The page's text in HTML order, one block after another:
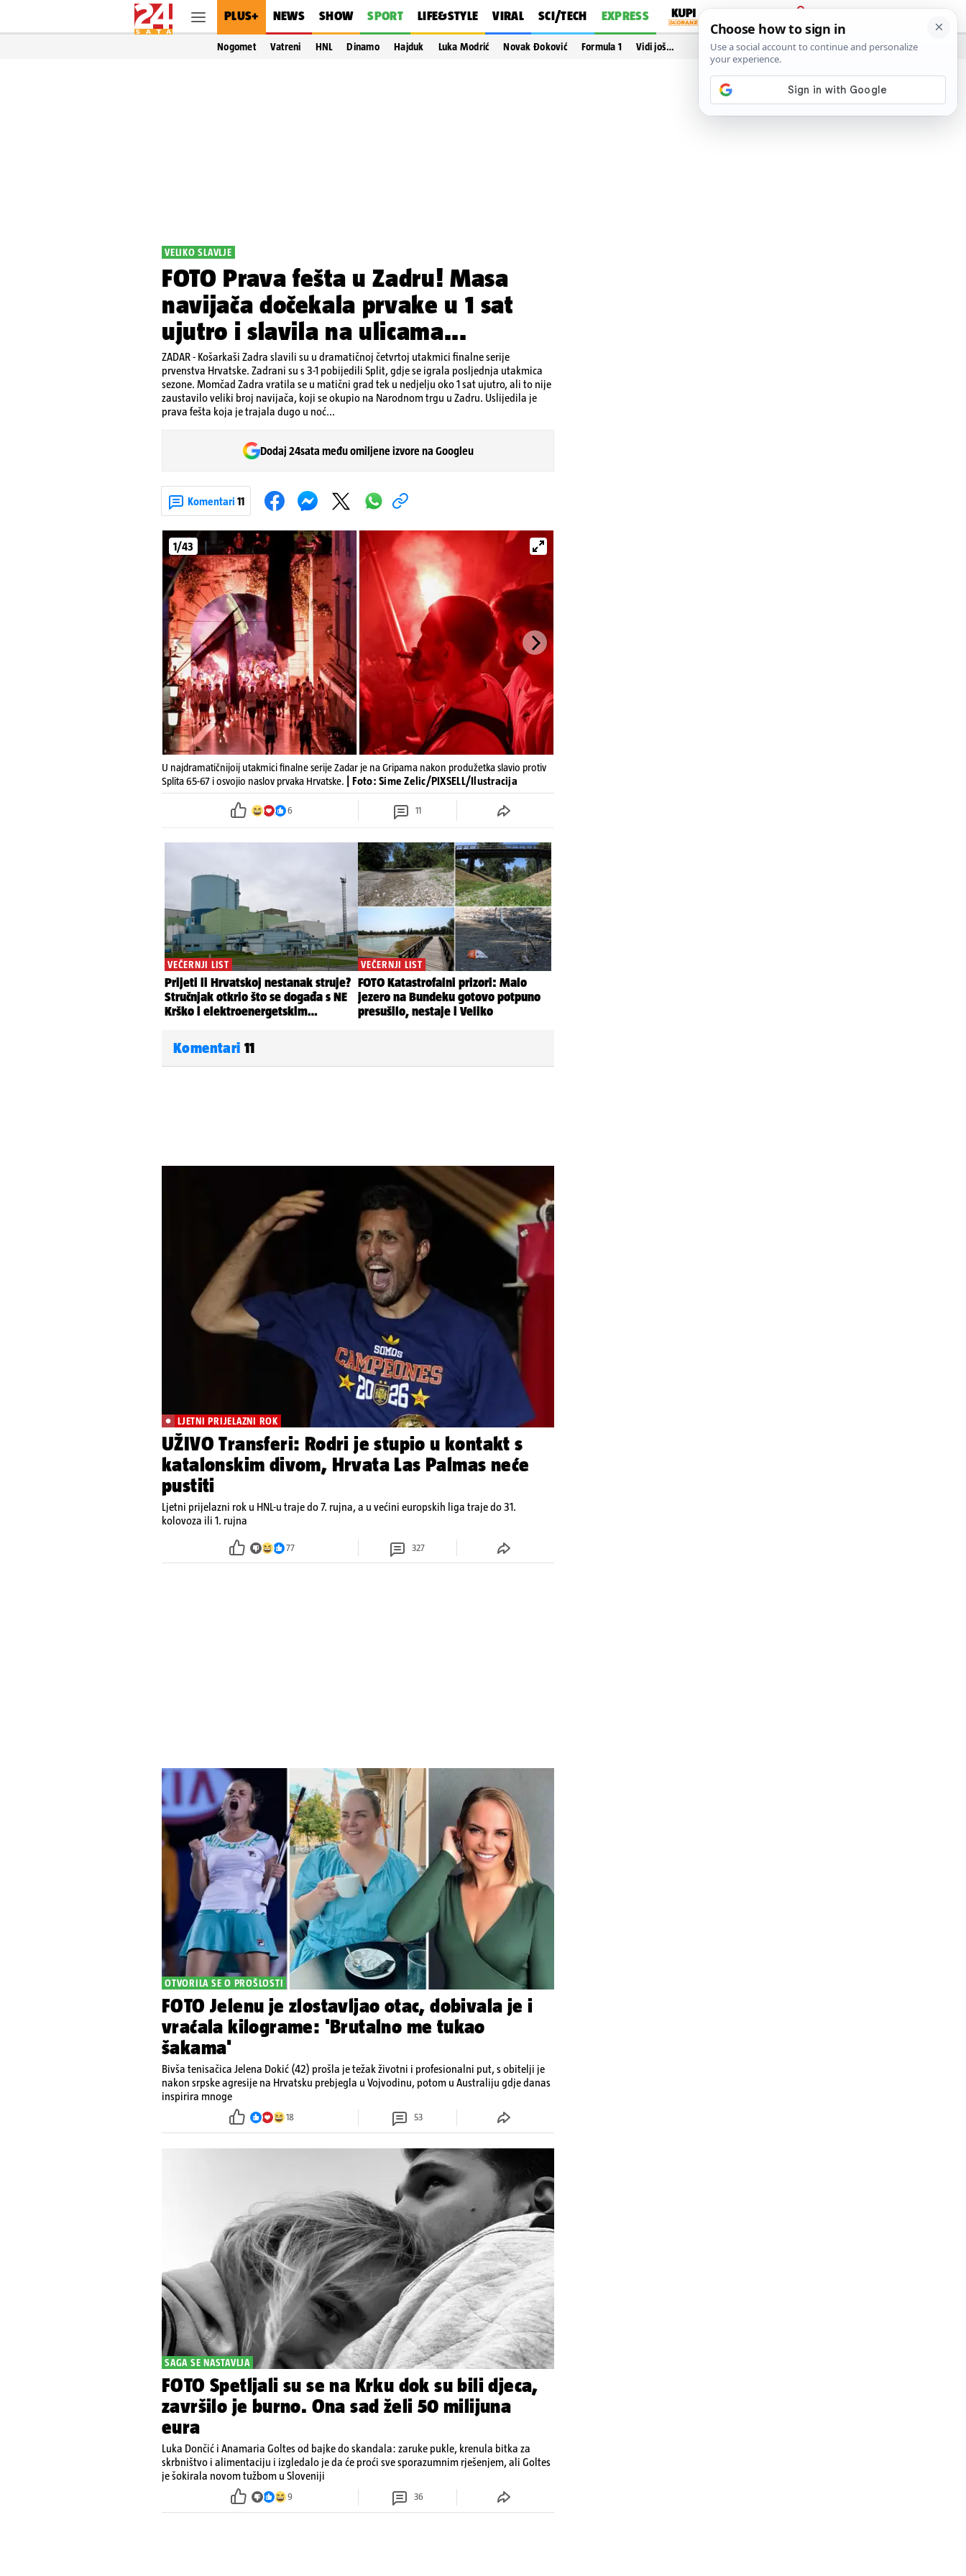
PLUS+ NEWS SHOW SPORT LIFE&STYLE VIRAL SCI/TECH EXPRESS
PRIJAVA
Nogomet Vatreni HNL Dinamo Hajduk Luka Modrić Novak Đoković Formula 1 Vidi još…
VELIKO SLAVLJE
FOTO Prava fešta u Zadru! Masa
navijača dočekala prvake u 1 sat
ujutro i slavila na ulicama...
ZADAR - Košarkaši Zadra slavili su u dramatičnoj četvrtoj utakmici finalne serije
prvenstva Hrvatske. Zadrani su s 3-1 pobijedili Split, gdje se igrala posljednja utakmica
sezone. Momčad Zadra vratila se u matični grad tek u nedjelju oko 1 sat ujutro, ali to nije
zaustavilo veliki broj navijača, koji se okupio na Narodnom trgu u Zadru. Uslijedila je
prava fešta koja je trajala dugo u noć...
Dodaj 24sata među omiljene izvore na Googleu
Komentari 11
1/43
U najdramatičnijoij utakmici finalne serije Zadar je na Gripama nakon produžetka slavio protiv
Splita 65-67 i osvojio naslov prvaka Hrvatske.
| Foto: Sime Zelic/PIXSELL/Ilustracija
6 11
Komentari 11
LJETNI PRIJELAZNI ROK
UŽIVO Transferi: Rodri je stupio u kontakt s
katalonskim divom, Hrvata Las Palmas neće
pustiti
Ljetni prijelazni rok u HNL-u traje do 7. rujna, a u većini europskih liga traje do 31.
kolovoza ili 1. rujna
77 327
OTVORILA SE O PROŠLOSTI
FOTO Jelenu je zlostavljao otac, dobivala je i
vraćala kilograme: 'Brutalno me tukao
šakama'
Bivša tenisačica Jelena Dokić (42) prošla je težak životni i profesionalni put, s obitelji je
nakon srpske agresije na Hrvatsku prebjegla u Vojvodinu, potom u Australiju gdje danas
inspirira mnoge
18 53
SAGA SE NASTAVLJA
FOTO Spetljali su se na Krku dok su bili djeca,
završilo je burno. Ona sad želi 50 milijuna
eura
Luka Dončić i Anamaria Goltes od bajke do skandala: zaruke pukle, krenula bitka za
skrbništvo i alimentaciju i izgledalo je da će proći sve sporazumnim rješenjem, ali Goltes
je šokirala novom tužbom u Sloveniji
9 36